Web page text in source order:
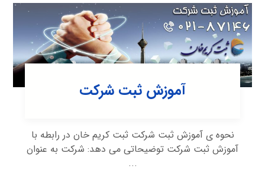
آموزش ثبت شرکت
نحوه ی آموزش ثبت شرکت ثبت کریم خان در رابطه با
آموزش ثبت شرکت توضیحاتی می دهد: شرکت به عنوان
...